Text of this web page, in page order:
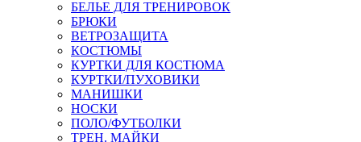
БЕЛЬЕ ДЛЯ ТРЕНИРОВОК
БРЮКИ
ВЕТРОЗАЩИТА
КОСТЮМЫ
КУРТКИ ДЛЯ КОСТЮМА
КУРТКИ/ПУХОВИКИ
МАНИШКИ
НОСКИ
ПОЛО/ФУТБОЛКИ
ТРЕН. МАЙКИ